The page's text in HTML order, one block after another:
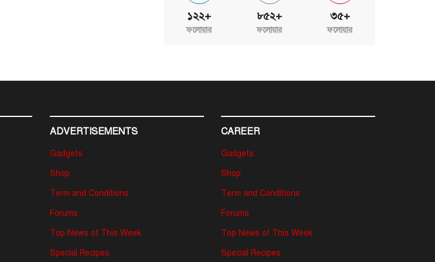
১২২+
ফলোয়ার
৮৫২+
ফলোয়ার
৩৫+
ফলোয়ার
ADVERTISEMENTS
Gadgets
Shop
Term and Conditions
Forums
Top News of This Week
Special Recipes
CAREER
Gadgets
Shop
Term and Conditions
Forums
Top News of This Week
Special Recipes